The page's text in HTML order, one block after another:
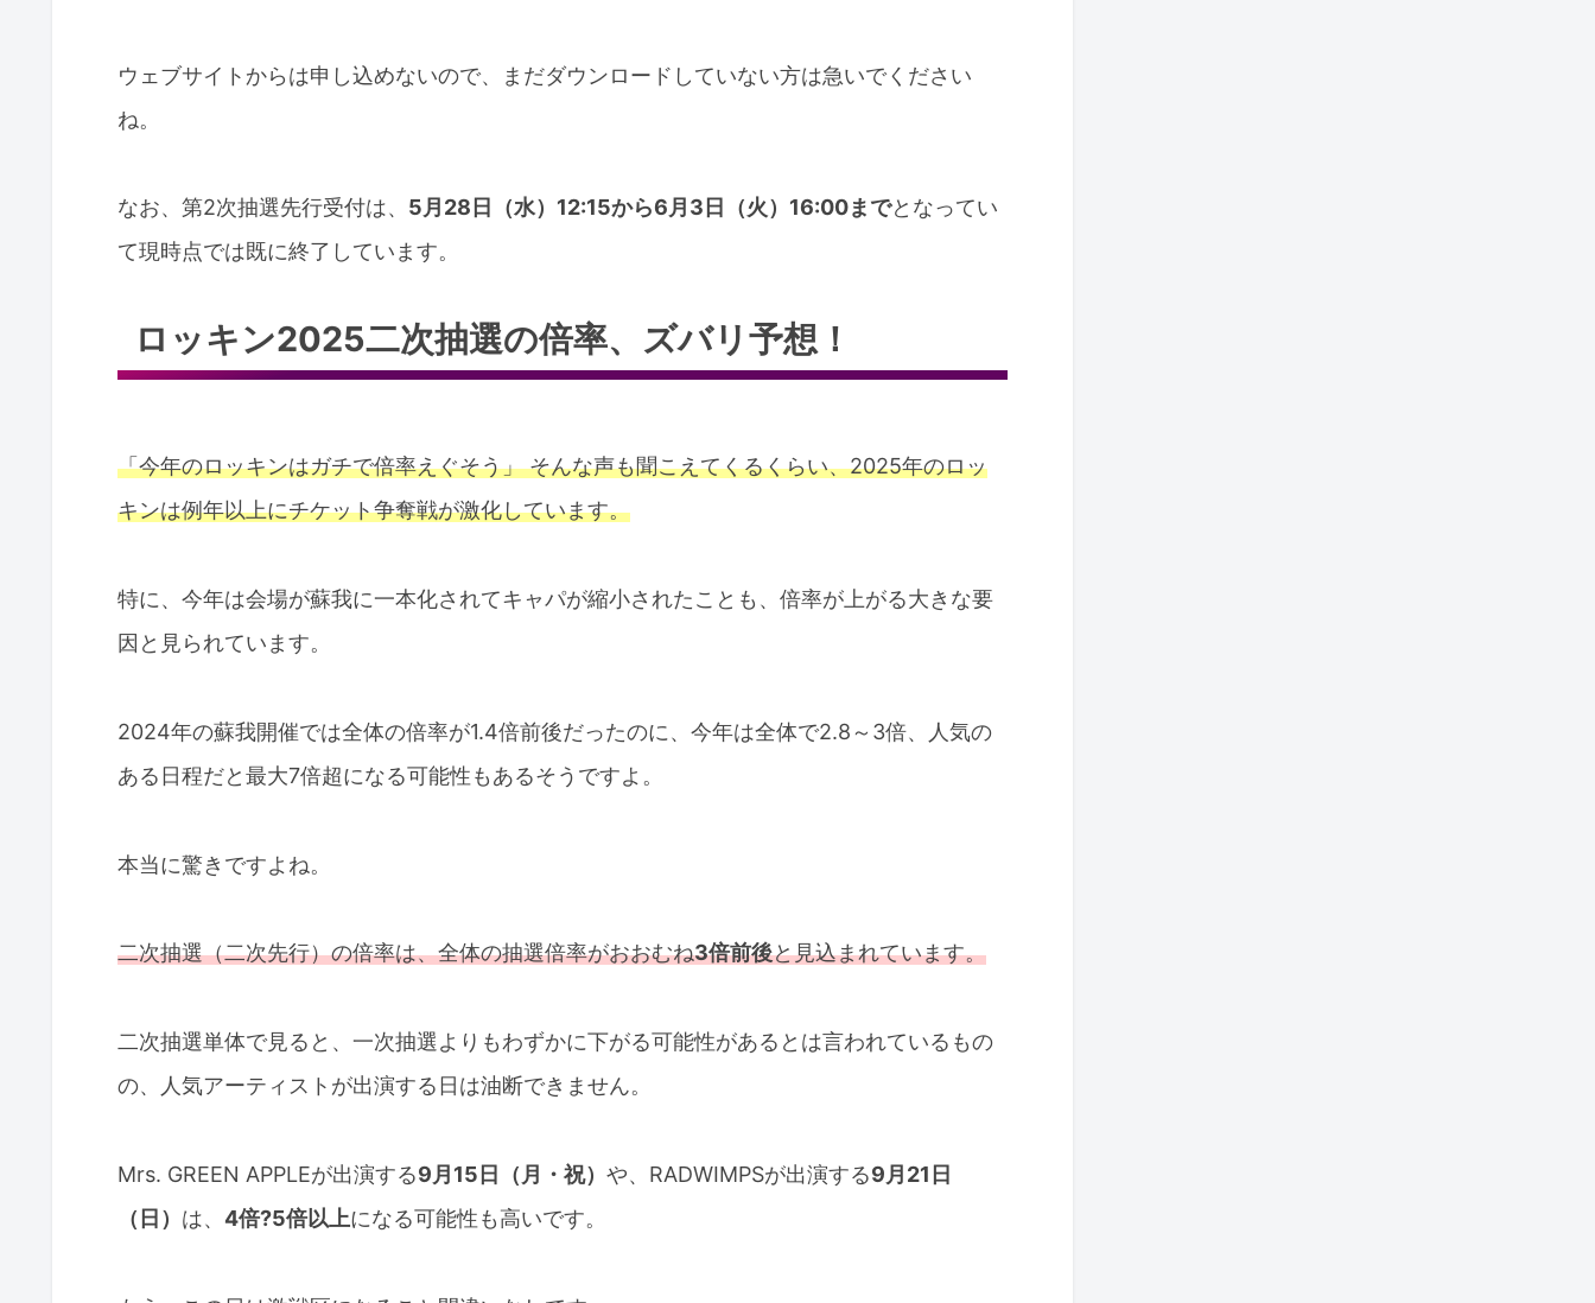
ウェブサイトからは申し込めないので、まだダウンロードしていない方は急いでください
ね。
なお、第2次抽選先行受付は、 5月28日（水）12:15から6月3日（火）16:00までとなってい
て現時点では既に終了しています。
ロッキン2025二次抽選の倍率、ズバリ予想！
「今年のロッキンはガチで倍率えぐそう」 そんな声も聞こえてくるくらい、2025年のロッ
キンは例年以上にチケット争奪戦が激化しています。
特に、今年は会場が蘇我に一本化されてキャパが縮小されたことも、倍率が上がる大きな要
因と見られています。
2024年の蘇我開催では全体の倍率が1.4倍前後だったのに、今年は全体で2.8～3倍、人気の
ある日程だと最大7倍超になる可能性もあるそうですよ。
本当に驚きですよね。
二次抽選（二次先行）の倍率は、全体の抽選倍率がおおむね3倍前後と見込まれています。
二次抽選単体で見ると、一次抽選よりもわずかに下がる可能性があるとは言われているもの
の、人気アーティストが出演する日は油断できません。
Mrs. GREEN APPLEが出演する9月15日（月・祝） や、RADWIMPSが出演する9月21日
（日） は、 4倍?5倍以上になる可能性も高いです。